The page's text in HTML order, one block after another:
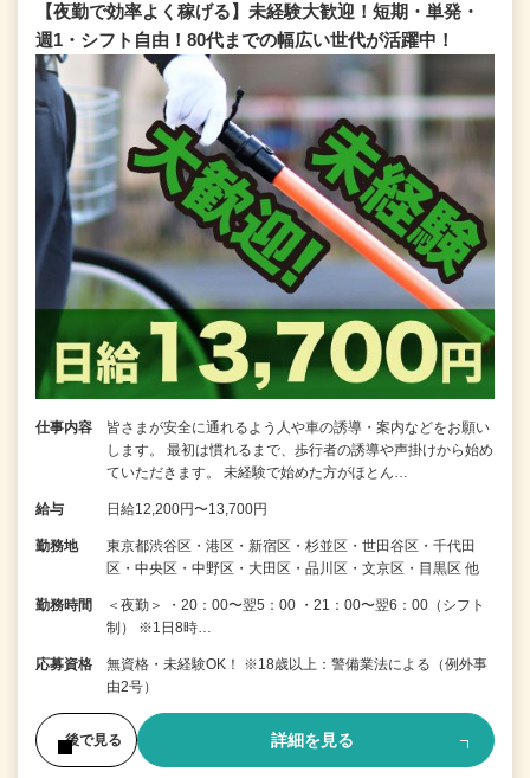
【夜勤で効率よく稼げる】未経験大歓迎！短期・単発・
週1・シフト自由！80代までの幅広い世代が活躍中！
仕事内容
皆さまが安全に通れるよう人や車の誘導・案内などをお願い
します。 最初は慣れるまで、歩行者の誘導や声掛けから始め
ていただきます。 未経験で始めた方がほとん…
給与 日給12,200円〜13,700円
勤務地
東京都渋谷区・港区・新宿区・杉並区・世田谷区・千代田
区・中央区・中野区・大田区・品川区・文京区・目黒区 他
勤務時間
＜夜勤＞ ・20：00〜翌5：00 ・21：00〜翌6：00（シフト
制） ※1日8時…
応募資格
無資格・未経験OK！ ※18歳以上：警備業法による（例外事
由2号）
後で見る 詳細を見る